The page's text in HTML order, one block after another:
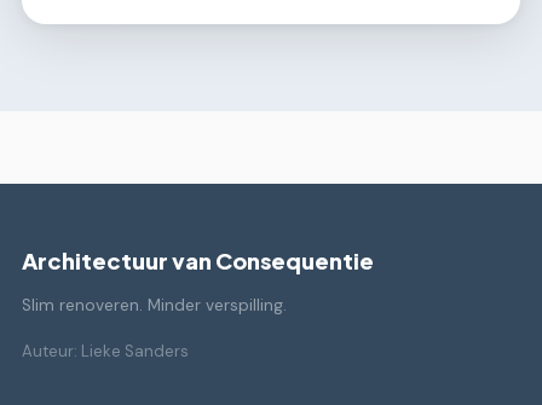
Architectuur van Consequentie
Slim renoveren. Minder verspilling.
Auteur: Lieke Sanders